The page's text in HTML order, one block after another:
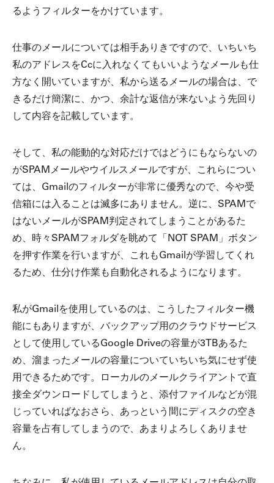
るようフィルターをかけています。
仕事のメールについては相手ありきですので、いちいち
私のアドレスをCcに入れなくてもいいようなメールも仕
方なく開いていますが、私から送るメールの場合は、で
きるだけ簡潔に、かつ、余計な返信が来ないよう先回り
して内容を記載しています。
そして、私の能動的な対応だけではどうにもならないの
がSPAMメールやウイルスメールですが、これらについ
ては、Gmailのフィルターが非常に優秀なので、今や受
信箱には入ることは滅多にありません。逆に、SPAMで
はないメールがSPAM判定されてしまうことがあるた
め、時々SPAMフォルダを眺めて「NOT SPAM」ボタン
を押す作業を行いますが、これもGmailが学習してくれ
るため、仕分け作業も自動化されるようになります。
私がGmailを使用しているのは、こうしたフィルター機
能にもありますが、バックアップ用のクラウドサービス
として使用しているGoogle Driveの容量が3TBあるた
め、溜まったメールの容量についていちいち気にせず使
用できるためです。ローカルのメールクライアントで直
接全ダウンロードしてしまうと、添付ファイルなどが混
じっていればなおさら、あっという間にディスクの空き
容量を占有してしまうので、あまりよろしくありませ
ん。